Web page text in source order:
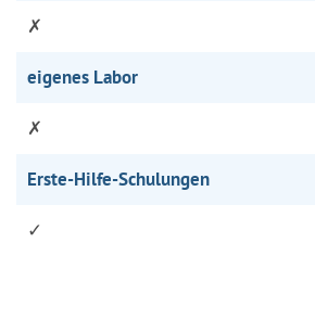
✗
eigenes Labor
✗
Erste-Hilfe-Schulungen
✓